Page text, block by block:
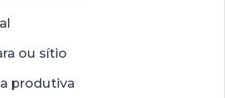
ou sítio
produtiva